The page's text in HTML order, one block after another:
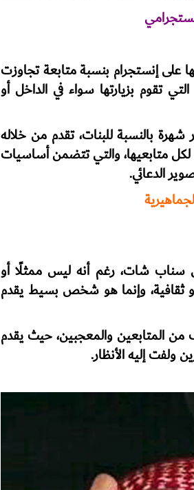
إنستجرام بنسبة متابعة تجاوزت
التي تقوم بزيارتها سواء في الداخل أو
بالنسبة للبنات، تقدم من خلاله
لكل متابعيها، والتي تتضمن أساسيات
الدعائي.
شات، رغم أنه ليس ممثلًا أو
أو ثقافية، وإنما هو شخص بسيط يقدم
من المتابعين والمعجبين، حيث يقدم
ولفت إليه الأنظار.